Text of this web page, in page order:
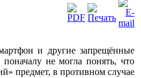
и другие запрещённые
поначалу не могла понять, что
предмет, в противном случае